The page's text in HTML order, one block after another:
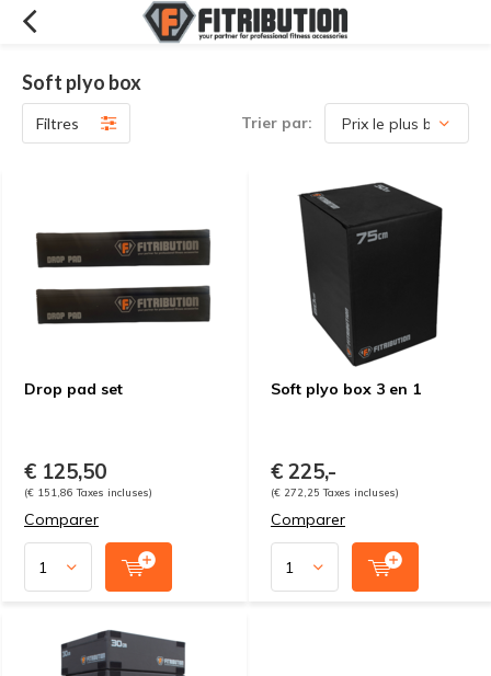
Soft plyo box
Filtres Trier par:
Drop pad set
€ 125,50
(€ 151,86 Taxes incluses)
Comparer
Soft plyo box 3 en 1
€ 225,-
(€ 272,25 Taxes incluses)
Comparer